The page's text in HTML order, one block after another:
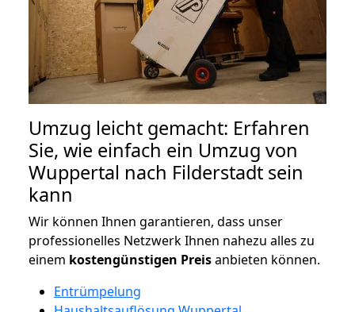
Umzug leicht gemacht: Erfahren
Sie, wie einfach ein Umzug von
Wuppertal nach Filderstadt sein
kann
Wir können Ihnen garantieren, dass unser
professionelles Netzwerk Ihnen nahezu alles zu
einem kostengünstigen Preisanbieten können.
Entrümpelung